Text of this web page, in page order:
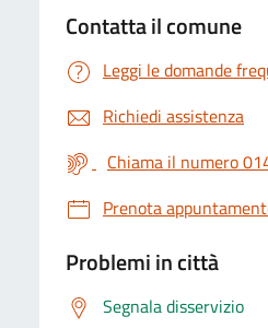
Contatta il comune
Leggi le domande
Richiedi assistenza
Chiama il numero
Prenota
Problemi in città
Segnala disservizio